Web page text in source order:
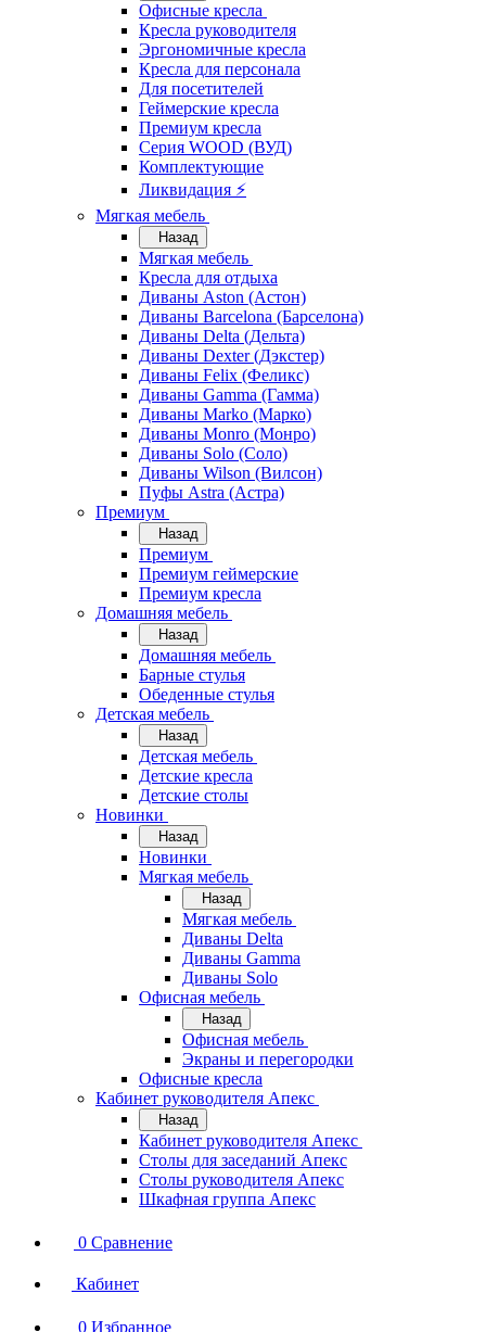
Офисные кресла
Кресла руководителя
Эргономичные кресла
Кресла для персонала
Для посетителей
Геймерские кресла
Премиум кресла
Серия WOOD (ВУД)
Комплектующие
Ликвидация ⚡
Мягкая мебель
Назад
Мягкая мебель
Кресла для отдыха
Диваны Aston (Астон)
Диваны Barcelona (Барселона)
Диваны Delta (Дельта)
Диваны Dexter (Дэкстер)
Диваны Felix (Феликс)
Диваны Gamma (Гамма)
Диваны Marko (Марко)
Диваны Monro (Монро)
Диваны Solo (Соло)
Диваны Wilson (Вилсон)
Пуфы Astra (Астра)
Премиум
Назад
Премиум
Премиум геймерские
Премиум кресла
Домашняя мебель
Назад
Домашняя мебель
Барные стулья
Обеденные стулья
Детская мебель
Назад
Детская мебель
Детские кресла
Детские столы
Новинки
Назад
Новинки
Мягкая мебель
Назад
Мягкая мебель
Диваны Delta
Диваны Gamma
Диваны Solo
Офисная мебель
Назад
Офисная мебель
Экраны и перегородки
Офисные кресла
Кабинет руководителя Апекс
Назад
Кабинет руководителя Апекс
Столы для заседаний Апекс
Столы руководителя Апекс
Шкафная группа Апекс
0 Сравнение
Кабинет
0 Избранное